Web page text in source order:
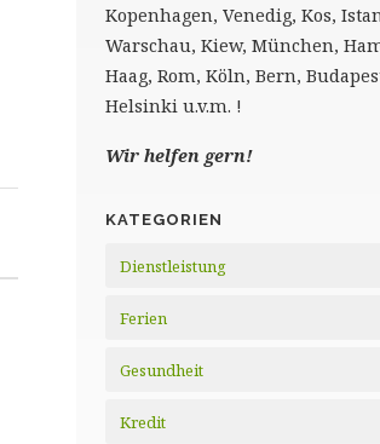
Kopenhagen, Venedig, Kos,
Warschau, Kiew, München,
Haag, Rom, Köln, Bern,
Helsinki u.v.m. !
Wir helfen gern!
KATEGORIEN
Dienstleistung
Ferien
Gesundheit
Kredit